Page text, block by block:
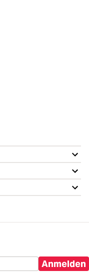
Anmelden